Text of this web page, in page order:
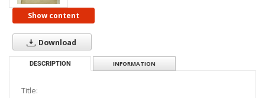
Show content
Download
DESCRIPTION INFORMATION
Title: